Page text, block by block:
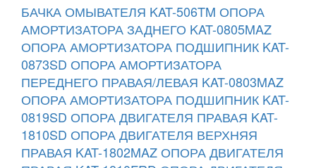
БАЧКА ОМЫВАТЕЛЯ KAT-506TM ОПОРА
АМОРТИЗАТОРА ЗАДНЕГО KAT-0805MAZ
ОПОРА АМОРТИЗАТОРА ПОДШИПНИК KAT-
0873SD ОПОРА АМОРТИЗАТОРА
ПЕРЕДНЕГО ПРАВАЯ/ЛЕВАЯ KAT-0803MAZ
ОПОРА АМОРТИЗАТОРА ПОДШИПНИК KAT-
0819SD ОПОРА ДВИГАТЕЛЯ ПРАВАЯ KAT-
1810SD ОПОРА ДВИГАТЕЛЯ ВЕРХНЯЯ
ПРАВАЯ KAT-1802MAZ ОПОРА ДВИГАТЕЛЯ